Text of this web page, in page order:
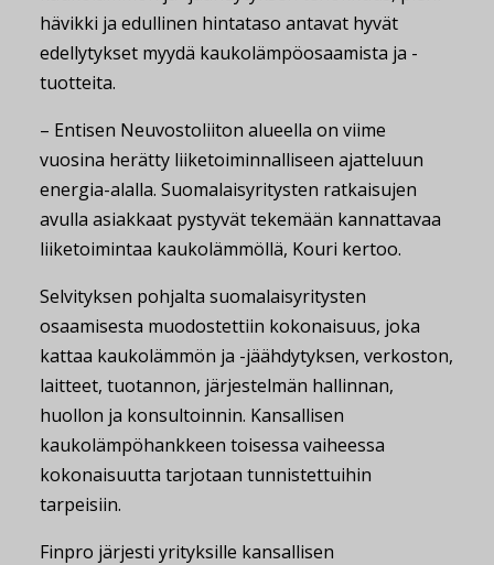
hävikki ja edullinen hintataso antavat hyvät
edellytykset myydä kaukolämpöosaamista ja -
tuotteita.
– Entisen Neuvostoliiton alueella on viime
vuosina herätty liiketoiminnalliseen ajatteluun
energia-alalla. Suomalaisyritysten ratkaisujen
avulla asiakkaat pystyvät tekemään kannattavaa
liiketoimintaa kaukolämmöllä, Kouri kertoo.
Selvityksen pohjalta suomalaisyritysten
osaamisesta muodostettiin kokonaisuus, joka
kattaa kaukolämmön ja -jäähdytyksen, verkoston,
laitteet, tuotannon, järjestelmän hallinnan,
huollon ja konsultoinnin. Kansallisen
kaukolämpöhankkeen toisessa vaiheessa
kokonaisuutta tarjotaan tunnistettuihin
tarpeisiin.
Finpro järjesti yrityksille kansallisen